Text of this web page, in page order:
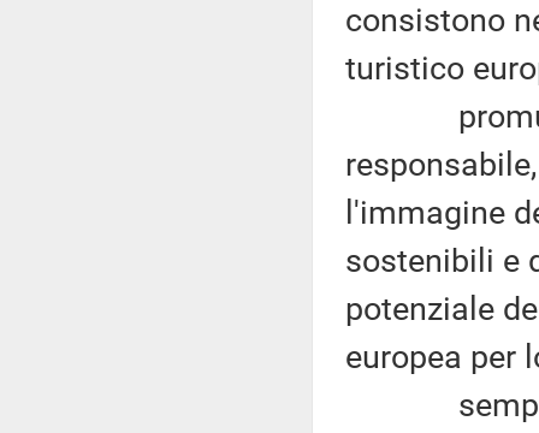
consistono
turistico
l'immagine
sostenibili e
potenziale
europea per
sempre